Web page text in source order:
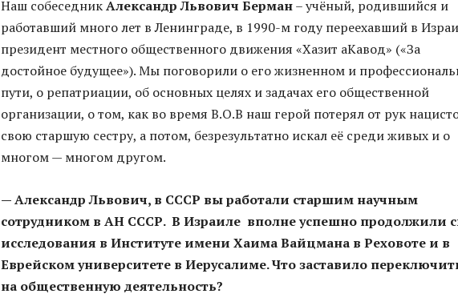
Наш собеседникАлександр Львович Берман– учёный, родившийся и
работавший много лет в Ленинграде, в 1990-м году переехавший в
президент местного общественного движения «Хазит аКавод» («За
достойное будущее»). Мы поговорили о его жизненном и
пути, о репатриации, об основных целях и задачах его общественной
организации, о том, как во время В.О.В наш герой потерял от рук
свою старшую сестру, а потом, безрезультатно искал её среди живых и о
многом — многом другом.
— Александр Львович, в СССР вы работали старшим научным
сотрудником в АН СССР. В Израиле вполне успешно продолжили
исследования в Институте имени Хаима Вайцмана в Реховоте и в
Еврейском университете в Иерусалиме. Что заставило
на общественную деятельность?